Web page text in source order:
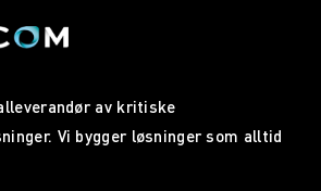
av kritiske
Vi bygger løsninger som alltid